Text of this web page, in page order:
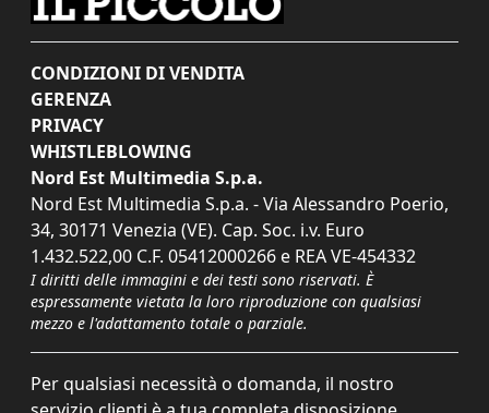
CONDIZIONI DI VENDITA
GERENZA
PRIVACY
WHISTLEBLOWING
Nord Est Multimedia S.p.a.
Nord Est Multimedia S.p.a. - Via Alessandro Poerio,
34, 30171 Venezia (VE). Cap. Soc. i.v. Euro
1.432.522,00 C.F. 05412000266 e REA VE-454332
I diritti delle immagini e dei testi sono riservati. È
espressamente vietata la loro riproduzione con qualsiasi
mezzo e l'adattamento totale o parziale.
Per qualsiasi necessità o domanda, il nostro